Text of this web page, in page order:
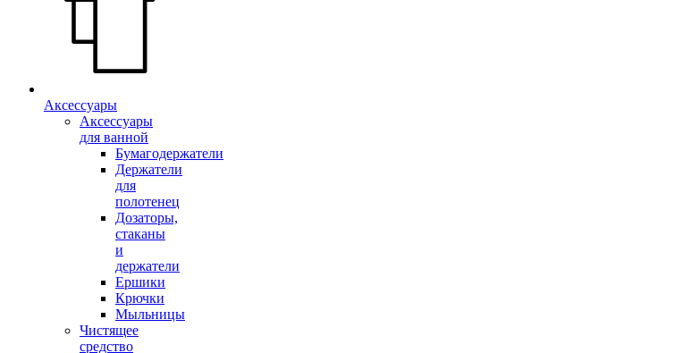
Аксессуары
Аксессуары
для ванной
Бумагодержатели
Держатели
для
полотенец
Дозаторы,
стаканы
и
держатели
Ершики
Крючки
Мыльницы
Чистящее
средство